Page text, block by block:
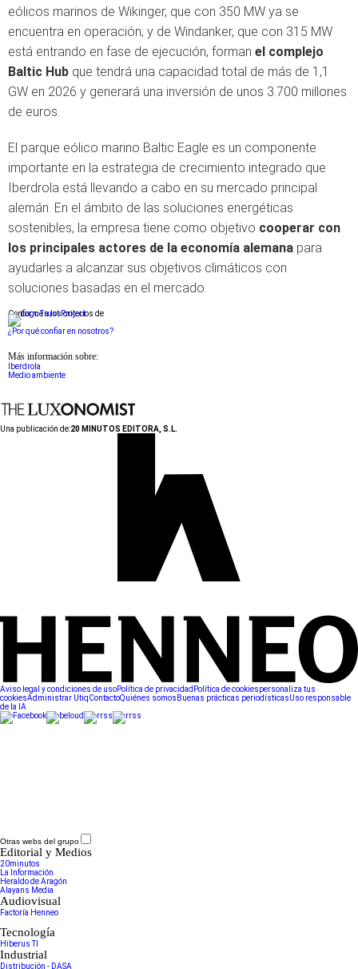
eólicos marinos de Wikinger, que con 350 MW ya se
encuentra en operación; y de Windanker, que con 315 MW
está entrando en fase de ejecución, forman el complejo
Baltic Hub que tendrá una capacidad total de más de 1,1
GW en 2026 y generará una inversión de unos 3.700 millones
de euros.
El parque eólico marino Baltic Eagle es un componente
importante en la estrategia de crecimiento integrado que
Iberdrola está llevando a cabo en su mercado principal
alemán. En el ámbito de las soluciones energéticas
sostenibles, la empresa tiene como objetivo cooperar con
los principales actores de la economía alemana para
ayudarles a alcanzar sus objetivos climáticos con
soluciones basadas en el mercado.
Conforme a los criterios de
¿Por qué confiar en nosotros?
Más información sobre:
Iberdrola
Medio ambiente
Una publicación de:20 MINUTOS EDITORA, S.L.
Aviso legal y condiciones de usoPolítica de privacidad Política de cookiespersonaliza tus
cookiesAdministrar UtiqContactoQuiénes somos Buenas prácticas periodísticasUso responsable
de la IA
Otras webs del grupo
Editorial y Medios
20minutos
La Información
Heraldo de Aragón
Alayans Media
Audiovisual
Factoría Henneo
Tecnología
Hiberus TI
Industrial
Distribución - DASA